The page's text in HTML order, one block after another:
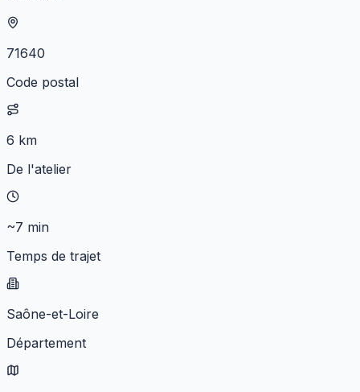
71640
Code postal
6 km
De l'atelier
~7 min
Temps de trajet
Saône-et-Loire
Département